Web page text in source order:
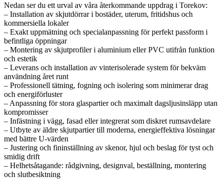
Nedan ser du ett urval av våra återkommande uppdrag i Torekov:
– Installation av skjutdörrar i bostäder, uterum, fritidshus och
kommersiella lokaler
– Exakt uppmätning och specialanpassning för perfekt passform i
befintliga öppningar
– Montering av skjutprofiler i aluminium eller PVC utifrån funktion
och estetik
– Leverans och installation av vinterisolerade system för bekväm
användning året runt
– Professionell tätning, fogning och isolering som minimerar drag
och energiförluster
– Anpassning för stora glaspartier och maximalt dagsljusinsläpp utan
kompromisser
– Infästning i vägg, fasad eller integrerat som diskret rumsavdelare
– Utbyte av äldre skjutpartier till moderna, energieffektiva lösningar
med bättre U-värden
– Justering och fininställning av skenor, hjul och beslag för tyst och
smidig drift
– Helhetsåtagande: rådgivning, designval, beställning, montering
och slutbesiktning